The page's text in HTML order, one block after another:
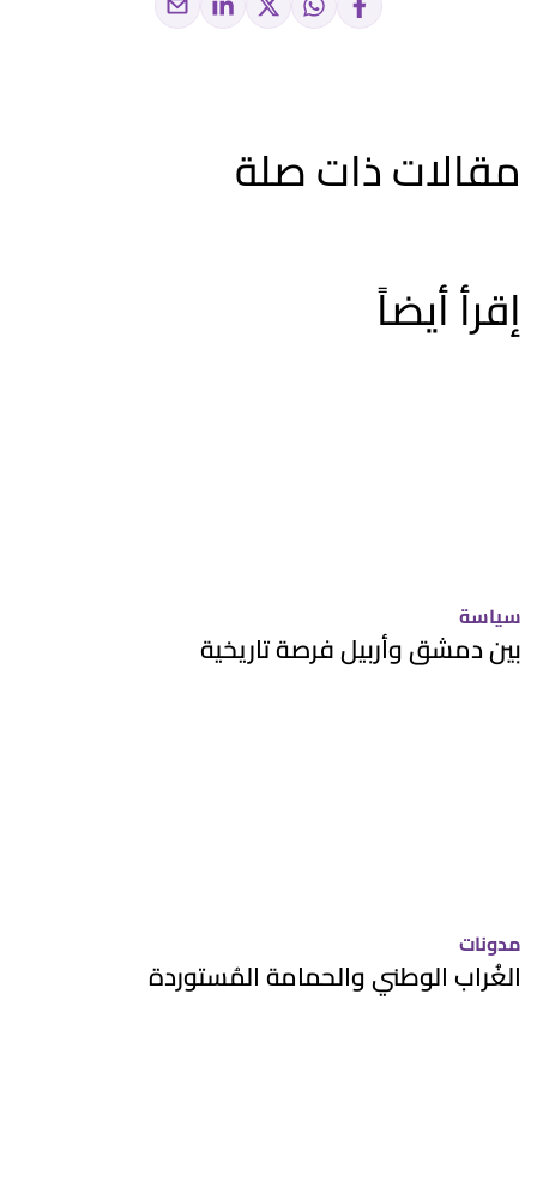
مقالات ذات صلة
إقرأ أيضاً
سياسة
بين دمشق وأربيل فرصة تاريخية
مدونات
الغُراب الوطني والحمامة المُستوردة